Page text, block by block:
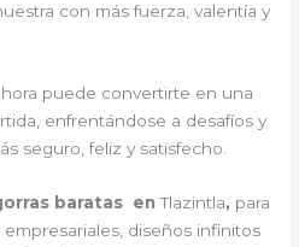
con más fuerza, valentía y
puede convertirte en una
enfrentándose a desafíos y
seguro, feliz y satisfecho.
baratas enTlazintla, para
diseños infinitos